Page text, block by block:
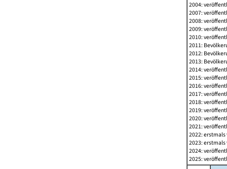
2004:
2007:
2008:
2009:
2010:
2011:
2012:
2013:
2014:
2015:
2016:
2017:
2018:
2019:
2020:
2021:
2022:
2023:
2024:
2025: